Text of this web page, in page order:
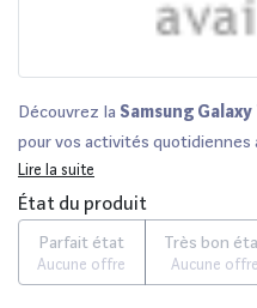
Découvrez la Samsung Galaxy
pour vos activités quotidiennes
et son écran de
fluide pour le divertissement,
appareils sont soigneusement
disponibles en plusieurs états
et état correct, avec une
Lire la suite
État du produit
Parfait état
Aucune offre
Très bon
Aucune offre